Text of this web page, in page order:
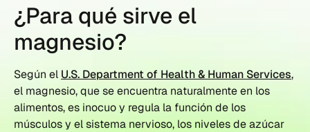
¿Para qué sirve el
magnesio?
Según el U.S. Department of Health & Human Services,
el magnesio, que se encuentra naturalmente en los
alimentos, es inocuo y regula la función de los
músculos y el sistema nervioso, los niveles de azúcar